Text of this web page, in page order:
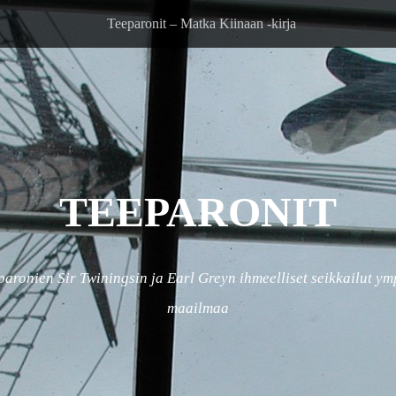
Teeparonit – Matka Kiinaan -kirja
TEEPARONIT
Sir Twiningsin ja Earl Greyn ihmeelliset seikkailut
maailmaa